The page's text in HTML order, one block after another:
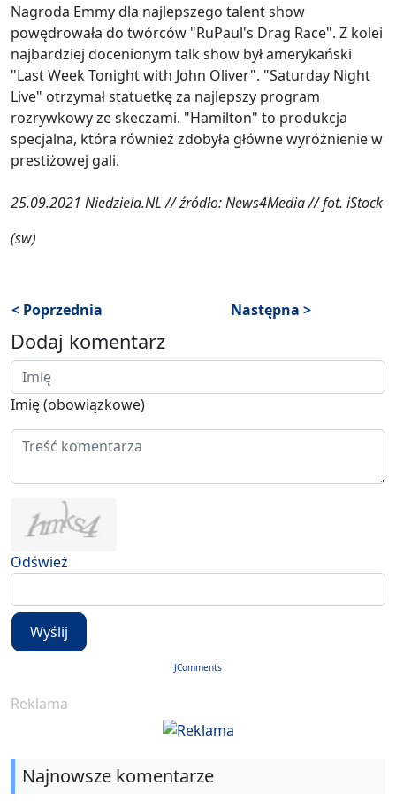
Nagroda Emmy dla najlepszego talent show
powędrowała do twórców "RuPaul's Drag Race". Z kolei
najbardziej docenionym talk show był amerykański
"Last Week Tonight with John Oliver". "Saturday Night
Live" otrzymał statuetkę za najlepszy program
rozrywkowy ze skeczami. "Hamilton" to produkcja
specjalna, która również zdobyła główne wyróżnienie w
prestiżowej gali.
25.09.2021 Niedziela.NL // źródło: News4Media // fot. iStock
(sw)
< Poprzednia Następna >
Dodaj komentarz
Imię (obowiązkowe)
Odśwież
Wyślij
JComments
Reklama
Najnowsze komentarze